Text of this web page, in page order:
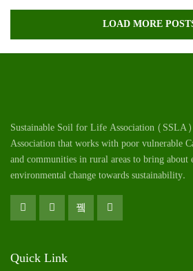
LOAD MORE
Sustainable Soil for Life Association
Association that works with poor vulnerable
and communities in rural areas to bring about
environmental change towards sustainability.
Quick Link